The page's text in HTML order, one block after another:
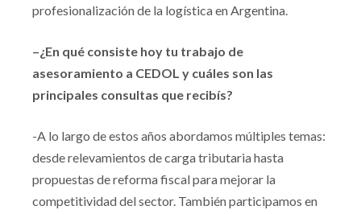
profesionalización de la logística en Argentina.
–¿En qué consiste hoy tu trabajo de
asesoramiento a CEDOL y cuáles son las
principales consultas que recibís?
-A lo largo de estos años abordamos múltiples temas:
desde relevamientos de carga tributaria hasta
propuestas de reforma fiscal para mejorar la
competitividad del sector. También participamos en